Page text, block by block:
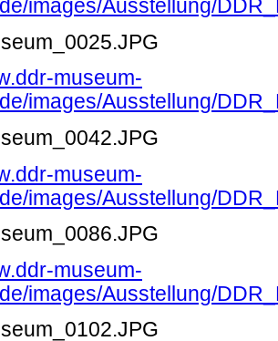
images/Ausstellung/
museum-
images/Ausstellung/
museum-
images/Ausstellung/
museum-
images/Ausstellung/